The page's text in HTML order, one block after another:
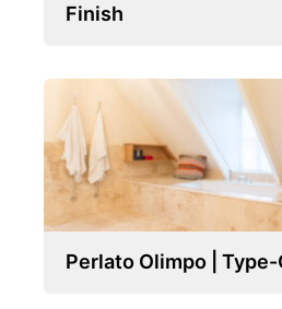
Finish
Perlato Olimpo |